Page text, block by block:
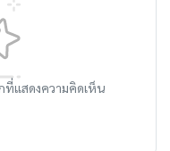
ที่แสดงความคิดเห็น